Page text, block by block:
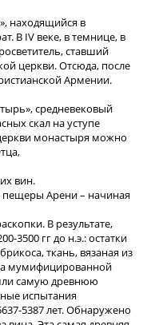
находящийся в
В IV веке, в темнице, в
ставший
церкви. Отсюда, после
Армении.
средневековый
скал на уступе
монастыря можно
вин.
пещеры Арени – начиная
В результате,
3500 гг до н.э.: остатки
ткань, вязаная из
мумифицированной
самую древнюю
испытания
5387 лет. Обнаружено